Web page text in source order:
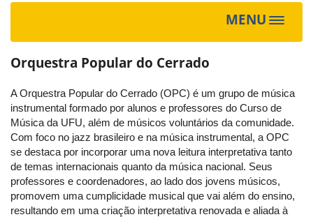
MENU
Toggle
Orquestra Popular do Cerrado
A Orquestra Popular do Cerrado (OPC) é um grupo de música
instrumental formado por alunos e professores do Curso de
Música da UFU, além de músicos voluntários da comunidade.
Com foco no jazz brasileiro e na música instrumental, a OPC
se destaca por incorporar uma nova leitura interpretativa tanto
de temas internacionais quanto da música nacional. Seus
professores e coordenadores, ao lado dos jovens músicos,
promovem uma cumplicidade musical que vai além do ensino,
resultando em uma criação interpretativa renovada e aliada à